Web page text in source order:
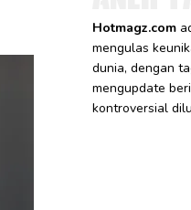
Hotmagz.com
mengulas
dunia, dengan
mengupdate
kontroversial